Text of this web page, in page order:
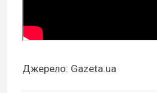
Джерело: Gazeta.ua